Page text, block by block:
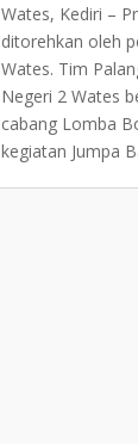
Wates, Kediri –
ditorehkan oleh
Wates. Tim
Negeri 2 Wates
cabang Lomba
kegiatan Jumpa